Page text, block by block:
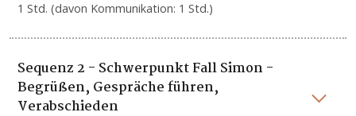
1 Std. (davon Kommunikation: 1 Std.)
Sequenz 2 - Schwerpunkt Fall Simon -
Begrüßen, Gespräche führen,
Verabschieden